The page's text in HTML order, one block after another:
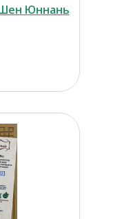
Юннань